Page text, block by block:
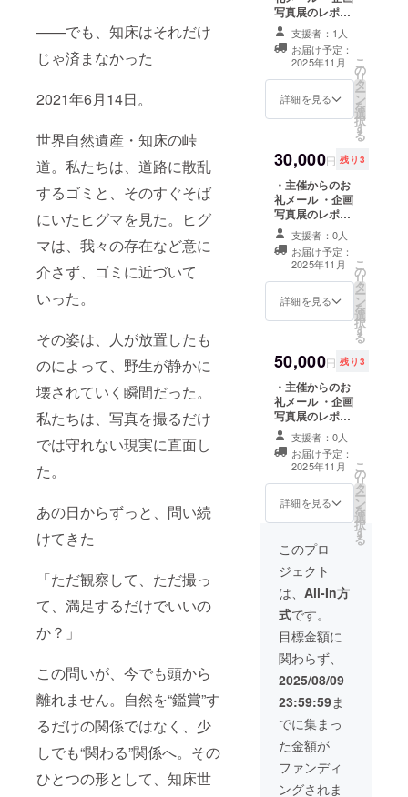
——でも、知床はそれだけ
じゃ済まなかった
2021年6月14日。
世界自然遺産・知床の峠
道。私たちは、道路に散乱
するゴミと、そのすぐそば
にいたヒグマを見た。ヒグ
マは、我々の存在など意に
介さず、ゴミに近づいて
いった。
その姿は、人が放置したも
のによって、野生が静かに
壊されていく瞬間だった。
私たちは、写真を撮るだけ
では守れない現実に直面し
た。
あの日からずっと、問い続
けてきた
「ただ観察して、ただ撮っ
て、満足するだけでいいの
か？」
この問いが、今でも頭から
離れません。自然を“鑑賞”す
るだけの関係ではなく、少
しでも“関わる”関係へ。その
ひとつの形として、知床世
(縦5cm×縦
7.5cm程) ※デザ
インについては
現在選定中で
す。
写真展のレポー
ト ・知床のイラ
ストのポスト
カードを用いた
お礼の手紙 ・ポ
ストカードセッ
ト(148×100サイ
ズ) ・卓上カレン
ツ ・ノノオト
写真展の図録
（A5、32ペー
ジ、フルカ
ラー、マット
コート紙
135kg、ホッチ
キス製本） ・20
周年特製ステッ
7.5cm程) ※デザ
インは現在選定
支援者：1人
お届け予定：
2025年11月
詳細を見る
こ
の
リ
タ
ー
ン
を
選
択
す
る
30,000円 残り3
・主催からのお
礼メール ・企画
写真展のレポー
ト ・ポストカー
ドセット
(148×100サイ
ズ) ・卓上カレン
ダー ・展示した
写真の中から1枚
A3サイズで木製
グマ、シャチ、
キタキツネ、シ
マフクロウ、
マッコウクジラ
の中からお選び
いただけます）
・20周年特製ス
テッカー(縦
5cm×縦7.5cm
ついては現在選
定中です。
支援者：0人
お届け予定：
2025年11月
詳細を見る
こ
の
リ
タ
ー
ン
を
選
択
す
る
50,000円 残り3
・主催からのお
礼メール ・企画
写真展のレポー
ト ・ポストカー
ドセット
(148×100サイ
ズ) ・卓上カレン
ダー ・知床のイ
ラストのTシャ
ツ ・展示した
写真の中から1枚
A2サイズで木製
パネル加工した
ものを提供（ヒ
グマ、シャチ、
キタキツネ、シ
マフクロウ、
マッコウクジラ
の中からお選び
いただけます）
・20周年特製ス
5cm×縦7.5cm
程) ※デザインは
現在選定中で
す。
支援者：0人
お届け予定：
2025年11月
詳細を見る
こ
の
リ
タ
ー
ン
を
選
択
す
る
このプロ
ジェクト
は、 All-In方
式です。
目標金額に
関わらず、
2025/08/09
23:59:59ま
でに集まっ
た金額が
ファンディ
ングされま